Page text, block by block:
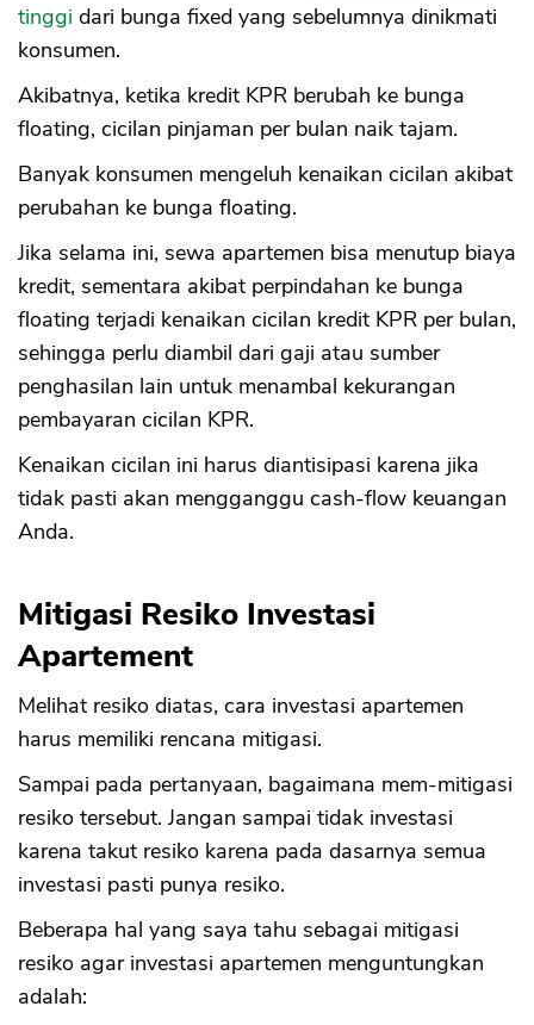
tinggi dari bunga fixed yang sebelumnya dinikmati
konsumen.
Akibatnya, ketika kredit KPR berubah ke bunga
floating, cicilan pinjaman per bulan naik tajam.
Banyak konsumen mengeluh kenaikan cicilan akibat
perubahan ke bunga floating.
Jika selama ini, sewa apartemen bisa menutup biaya
kredit, sementara akibat perpindahan ke bunga
floating terjadi kenaikan cicilan kredit KPR per bulan,
sehingga perlu diambil dari gaji atau sumber
penghasilan lain untuk menambal kekurangan
pembayaran cicilan KPR.
Kenaikan cicilan ini harus diantisipasi karena jika
tidak pasti akan mengganggu cash-flow keuangan
Anda.
Mitigasi Resiko Investasi
Apartement
Melihat resiko diatas, cara investasi apartemen
harus memiliki rencana mitigasi.
Sampai pada pertanyaan, bagaimana mem-mitigasi
resiko tersebut. Jangan sampai tidak investasi
karena takut resiko karena pada dasarnya semua
investasi pasti punya resiko.
Beberapa hal yang saya tahu sebagai mitigasi
resiko agar investasi apartemen menguntungkan
adalah: